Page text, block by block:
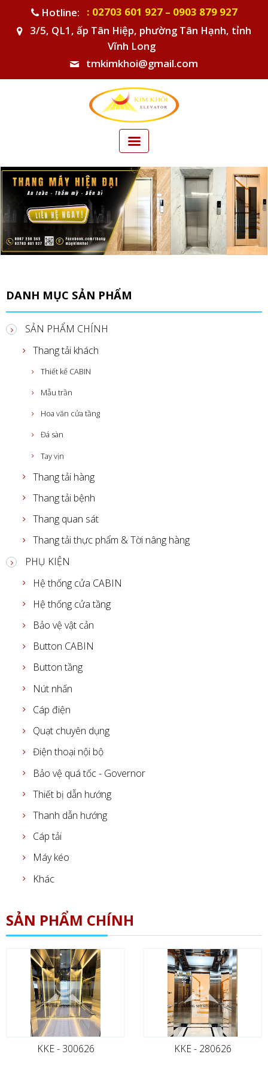
Hotline:
: 02703 601 927 – 0903 879 927
3/5, QL1, ấp Tân Hiệp, phường Tân Hạnh, tỉnh
Vĩnh Long
tmkimkhoi@gmail.com
DANH MỤC SẢN PHẨM
SẢN PHẨM CHÍNH
Thang tải khách
Thiết kế CABIN
Mẫu trần
Hoa văn cửa tầng
Đá sàn
Tay vịn
Thang tải hàng
Thang tải bệnh
Thang quan sát
Thang tải thực phẩm & Tời nâng hàng
PHỤ KIỆN
Hệ thống cửa CABIN
Hệ thống cửa tầng
Bảo vệ vật cản
Button CABIN
Button tầng
Nút nhấn
Cáp điện
Quạt chuyên dụng
Điện thoại nội bộ
Bảo vệ quá tốc - Governor
Thiết bị dẫn hướng
Thanh dẫn hướng
Cáp tải
Máy kéo
Khác
SẢN PHẨM CHÍNH
KKE - 300626 KKE - 280626